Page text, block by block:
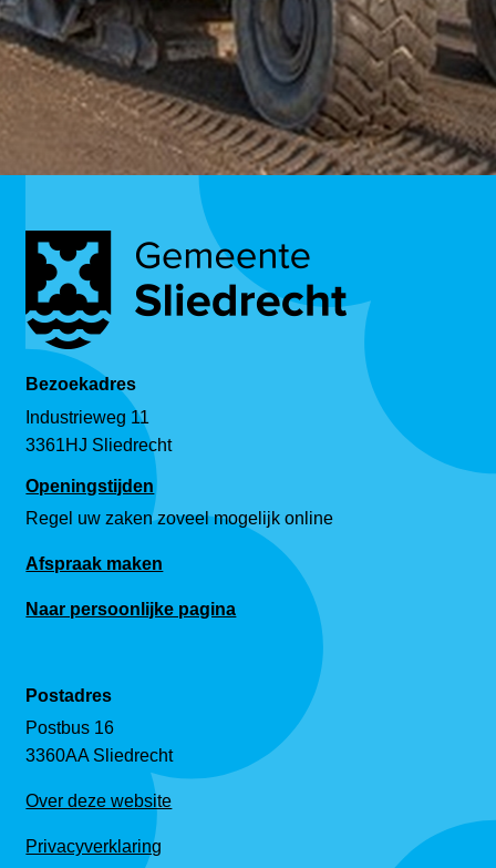
Bezoekadres
Industrieweg 11
3361HJ Sliedrecht
Openingstijden
Regel uw zaken zoveel mogelijk online
Afspraak maken
Naar persoonlijke pagina
Postadres
Postbus 16
3360AA Sliedrecht
Over deze website
Privacyverklaring